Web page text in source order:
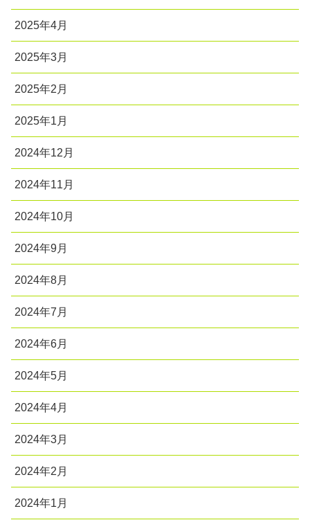
2025年4月
2025年3月
2025年2月
2025年1月
2024年12月
2024年11月
2024年10月
2024年9月
2024年8月
2024年7月
2024年6月
2024年5月
2024年4月
2024年3月
2024年2月
2024年1月